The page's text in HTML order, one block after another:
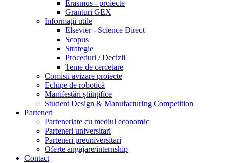
Erasmus - proiecte
Granturi GEX
Informații utile
Elsevier - Science Direct
Scopus
Strategie
Proceduri / Decizii
Teme de cercetare
Comisii avizare proiecte
Echipe de robotică
Manifestări științifice
Student Design & Manufacturing Competition
Parteneri
Parteneriate cu mediul economic
Parteneri universitari
Parteneri preuniversitari
Oferte angajare/internship
Contact